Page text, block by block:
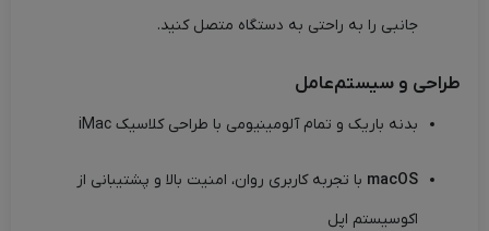
جانبی را به راحتی به دستگاه متصل کنید.
طراحی و سیستم‌عامل
بدنه باریک و تمام آلومینیومی با طراحی کلاسیک iMac
macOS با تجربه کاربری روان، امنیت بالا و پشتیبانی از
اکوسیستم اپل